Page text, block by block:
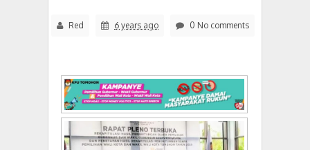
Red 6 years ago 0 No comments